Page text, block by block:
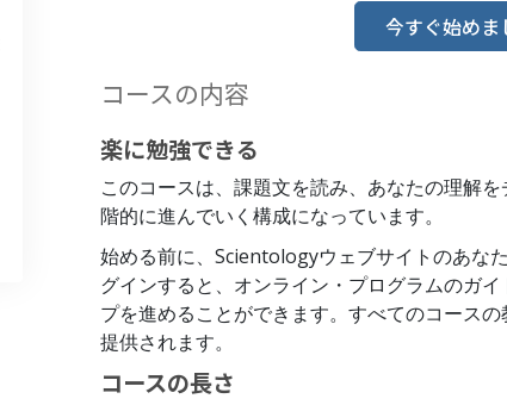
今すぐ始めま
コースの内容
楽に勉強できる
このコースは、課題文を読み、あなたの理解
階的に進んでいく構成になっています。
始める前に、Scientologyウェブサイトのあな
グインすると、オンライン・プログラムのガ
プを進めることができます。すべてのコース
提供されます。
コースの長さ